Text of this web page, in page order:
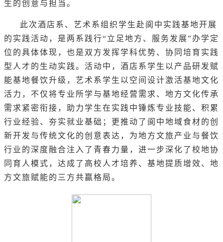
生的创意与担当。
此次酒店系、艺术系组织学生赴阆中实践基地开展
的实践活动，是两系践行“立足地方、服务发展”办学定
位的具体体现，也是双方发挥学科优势、协同培育实践
型人才的生动实践。活动中，酒店系学生以产品研发赋
能基地餐饮升级，艺术系学生以空间设计激活基地文化
活力，不仅将专业所学与基地经营需求、地方文化传承
需求紧密衔接，助力学生在实践中锤炼专业技能、积累
行业经验、夯实就业基础；更推动了阆中地域食材的创
新开发与传统文化的创意表达，为地方文旅产业与餐饮
行业的深度融合注入了青春力量，进一步深化了校地协
同育人模式，达成了高校人才培养、基地提质增效、地
方文旅赋能的三方共赢格局。